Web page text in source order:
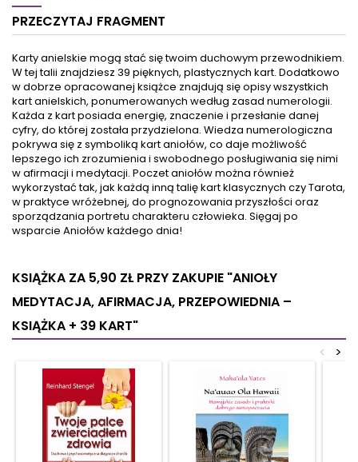
Ilością patyczków można
regulować natężenie
zapachu. Im więcej
patyczków tym
intensywniejszy zapach, ale
też szybsze zużycie dyfuzora.
Mniej patyczków to zapach
subtelniejszy, dłużej unoszący
się w powietrzu. Gdy z
czasem zapach zacznie...
pozytywne myślenie,
zachęcą do rozwoju
duchowego i nauczą cię
dostrzegać wszystkie
subtelne podpowiedzi
aniołów. Mogę one dotyczyć
zarówno codziennego życia
jaki i intymnej sfery...
PRZECZYTAJ FRAGMENT
Karty anielskie mogą stać się twoim duchowym przewodnikiem.
W tej talii znajdziesz 39 pięknych, plastycznych kart. Dodatkowo
w dobrze opracowanej książce znajdują się opisy wszystkich
kart anielskich, ponumerowanych według zasad numerologii.
Każda z kart posiada energię, znaczenie i przesłanie danej
cyfry, do której została przydzielona. Wiedza numerologiczna
pokrywa się z symboliką kart aniołów, co daje możliwość
lepszego ich zrozumienia i swobodnego posługiwania się nimi
w afirmacji i medytacji. Poczet aniołów można również
wykorzystać tak, jak każdą inną talię kart klasycznych czy Tarota,
w praktyce wróżebnej, do prognozowania przyszłości oraz
sporządzania portretu charakteru człowieka. Sięgaj po
wsparcie Aniołów każdego dnia!
KSIĄŻKA ZA 5,90 ZŁPRZY ZAKUPIE "ANIOŁY
MEDYTACJA, AFIRMACJA, PRZEPOWIEDNIA –
KSIĄŻKA + 39 KART"
>
<